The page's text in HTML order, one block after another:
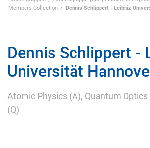
Members Collection
Dennis Schlippert - Leibniz
Dennis Schlippert -
Universität
Atomic Physics (A), Quantum
(Q)